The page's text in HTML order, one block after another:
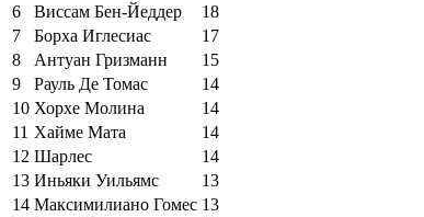
6
Виссам Бен-Йеддер
18
7
Борха Иглесиас
17
8
Антуан Гризманн
15
9
Рауль Де Томас
14
10 Хорхе Молина
14
11 Хайме Мата
14
12 Шарлес
14
13 Иньяки Уильямс
13
14 Максимилиано Гомес 13